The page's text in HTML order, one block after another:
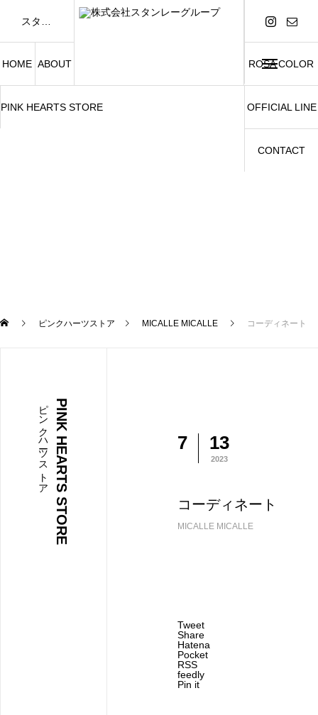
HOME ABOUT
PINK HEARTS STORE
ROSA COLOR
OFFICIAL LINE
CONTACT
ピンクハーツストア MICALLE MICALLE コーディネート
PINK HEARTS STORE
ピンクハーツストア 7 13
2023
コーディネート
MICALLE MICALLE
Tweet
Share
Hatena
Pocket
RSS
feedly
Pin it